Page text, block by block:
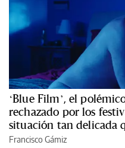
‘Blue Film’, el
rechazado por los
situación tan delicada
Francisco Gámiz